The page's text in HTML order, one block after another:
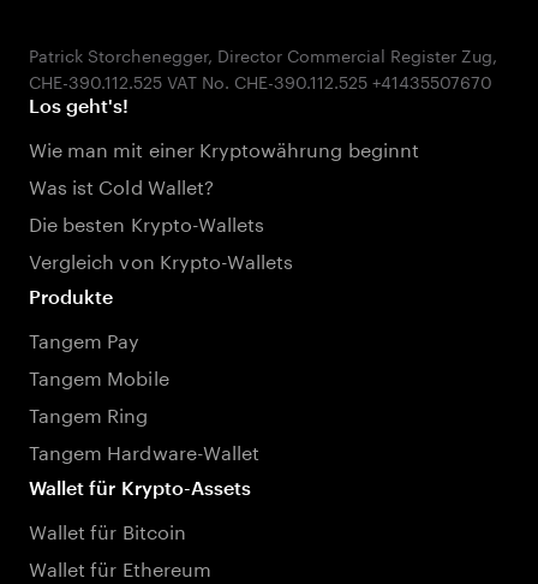
Patrick Storchenegger, Director Commercial Register Zug,
Los geht's!
Wie man mit einer Kryptowährung beginnt
Was ist Cold Wallet?
Die besten Krypto-Wallets
Vergleich von Krypto-Wallets
Produkte
Tangem Pay
Tangem Mobile
Tangem Ring
Tangem Hardware-Wallet
Wallet für Krypto-Assets
Wallet für Bitcoin
Wallet für Ethereum